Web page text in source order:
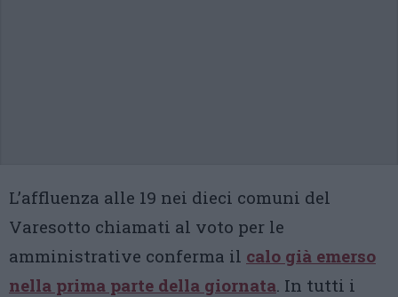
L’affluenza alle 19 nei dieci comuni del
Varesotto chiamati al voto per le
amministrative conferma il calo già emerso
nella prima parte della giornata. In tutti i